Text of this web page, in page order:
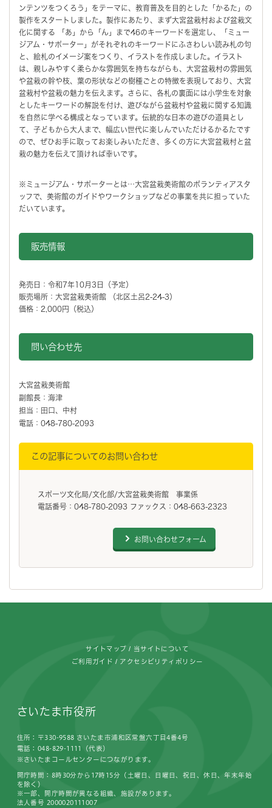
ンテンツをつくろう」をテーマに、教育普及を目的とした「かるた」の
製作をスタートしました。製作にあたり、まず大宮盆栽村および盆栽文
化に関する 「あ」から「ん」まで46のキーワードを選定し、「ミュー
ジアム・サポーター」がそれぞれのキーワードにふさわしい読み札の句
と、絵札のイメージ案をつくり、イラストを作成しました。イラスト
は、親しみやすく柔らかな雰囲気を持ちながらも、大宮盆栽村の雰囲気
や盆栽の幹や枝、葉の形状などの樹種ごとの特徴を表現しており、大宮
盆栽村や盆栽の魅力を伝えます。さらに、各札の裏面には小学生を対象
としたキーワードの解説を付け、遊びながら盆栽村や盆栽に関する知識
を自然に学べる構成となっています。伝統的な日本の遊びの道具とし
て、子どもから大人まで、幅広い世代に楽しんでいただけるかるたです
ので、ぜひお手に取ってお楽しみいただき、多くの方に大宮盆栽村と盆
栽の魅力を伝えて頂ければ幸いです。
※ミュージアム・サポーターとは…大宮盆栽美術館のボランティアスタ
ッフで、美術館のガイドやワークショップなどの事業を共に担っていた
だいています。
販売情報
発売日：令和7年10月3日（予定）
販売場所：大宮盆栽美術館 （北区土呂2-24-3）
価格：2,000円（税込）
問い合わせ先
大宮盆栽美術館
副館長：海津
担当：田口、中村
電話：048-780-2093
この記事についてのお問い合わせ
スポーツ文化局/文化部/大宮盆栽美術館 事業係
電話番号：048-780-2093 ファックス：048-663-2323
お問い合わせフォーム
サイトマップ 当サイトについて
ご利用ガイド アクセシビリティポリシー
さいたま市役所
住所：〒330-9588 さいたま市浦和区常盤六丁目4番4号
電話：048-829-1111（代表）
※さいたまコールセンターにつながります。
開庁時間：8時30分から17時15分（土曜日、日曜日、祝日、休日、年末年始
を除く）
※一部、開庁時間が異なる組織、施設があります。
法人番号 2000020111007